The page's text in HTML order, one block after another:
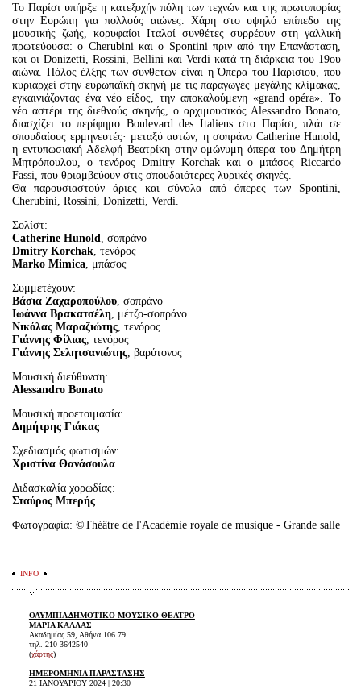
Το Παρίσι υπήρξε η κατεξοχήν πόλη των τεχνών και της πρωτοπορίας
στην Ευρώπη για πολλούς αιώνες. Χάρη στο υψηλό επίπεδο της
μουσικής ζωής, κορυφαίοι Ιταλοί συνθέτες συρρέουν στη γαλλική
πρωτεύουσα: ο Cherubini και ο Spontini πριν από την Επανάσταση,
και οι Donizetti, Rossini, Bellini και Verdi κατά τη διάρκεια του 19ου
αιώνα. Πόλος έλξης των συνθετών είναι η Όπερα του Παρισιού, που
κυριαρχεί στην ευρωπαϊκή σκηνή με τις παραγωγές μεγάλης κλίμακας,
εγκαινιάζοντας ένα νέο είδος, την αποκαλούμενη «grand opéra». Το
νέο αστέρι της διεθνούς σκηνής, ο αρχιμουσικός Alessandro Bonato,
διασχίζει το περίφημο Boulevard des Italiens στο Παρίσι, πλάι σε
σπουδαίους ερμηνευτές· μεταξύ αυτών, η σοπράνο Catherine Hunold,
η εντυπωσιακή Αδελφή Βεατρίκη στην ομώνυμη όπερα του Δημήτρη
Μητρόπουλου, ο τενόρος Dmitry Korchak και ο μπάσος Riccardo
Fassi, που θριαμβεύουν στις σπουδαιότερες λυρικές σκηνές.
Θα παρουσιαστούν άριες και σύνολα από όπερες των Spontini,
Cherubini, Rossini, Donizetti, Verdi.
Σολίστ:
Catherine Hunold , σοπράνο
Dmitry Korchak , τενόρος
Marko Mimica , μπάσος
Συμμετέχουν:
Βάσια Ζαχαροπούλου , σοπράνο
Ιωάννα Βρακατσέλη , μέτζο-σοπράνο
Νικόλας Μαραζιώτης , τενόρος
Γιάννης Φίλιας , τενόρος
Γιάννης Σελητσανιώτης , βαρύτονος
Μουσική διεύθυνση:
Alessandro Bonato
Μουσική προετοιμασία:
Δημήτρης Γιάκας
Σχεδιασμός φωτισμών:
Χριστίνα Θανάσουλα
Διδασκαλία χορωδίας:
Σταύρος Μπερής
Φωτογραφία: ©Théâtre de l'Académie royale de musique - Grande salle
INFO
ΟΛΥΜΠΙΑ ΔΗΜΟΤΙΚΟ ΜΟΥΣΙΚΟ ΘΕΑΤΡΟ
ΜΑΡΙΑ ΚΑΛΛΑΣ
Ακαδημίας 59, Αθήνα 106 79
τηλ. 210 3642540
(χάρτης)
ΗΜΕΡΟΜΗΝΙΑ ΠΑΡΑΣΤΑΣΗΣ
21 ΙΑΝΟΥΑΡΙΟΥ 2024 | 20:30